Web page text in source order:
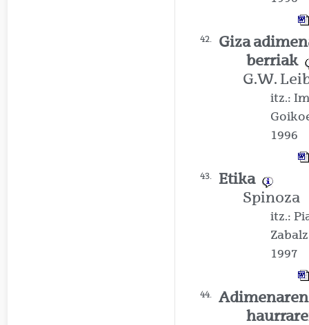
42.
Giza
berriak
G.W.
itz.:
1996
43.
Etika
Spinoza
itz.:
1997
44.